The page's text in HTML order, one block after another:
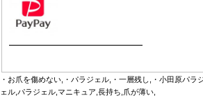
————————————
・お爪を傷めない,・パラジェル,・一層残し,・小田原パラ
ェル,パラジェル,マニキュア,長持ち,爪が薄い,